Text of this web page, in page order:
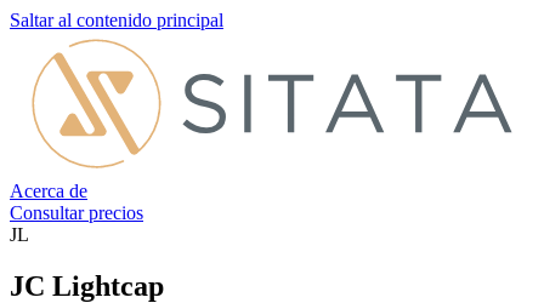
Saltar al contenido principal
Acerca de
Consultar precios
JL
JC Lightcap